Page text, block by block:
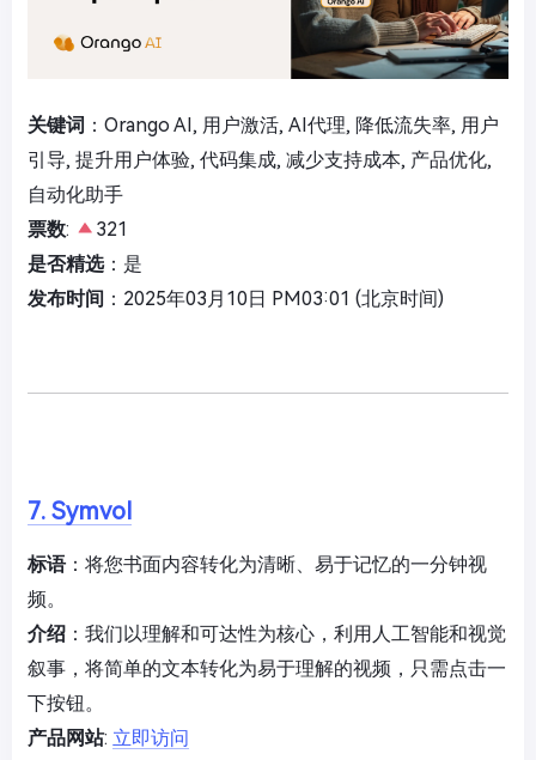
关键词 ：Orango AI, 用户激活, AI代理, 降低流失率, 用户
引导, 提升用户体验, 代码集成, 减少支持成本, 产品优化,
自动化助手
票数:
321
是否精选：是
发布时间 ：2025年03月10日 PM03:01 (北京时间)
7. Symvol
标语：将您书面内容转化为清晰、易于记忆的一分钟视
频。
介绍 ：我们以理解和可达性为核心，利用人工智能和视觉
叙事，将简单的文本转化为易于理解的视频，只需点击一
下按钮。
产品网站: 立即访问